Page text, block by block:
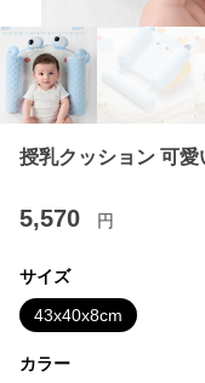
授乳クッション 可
5,570 円
サイズ
43x40x8cm
カラー